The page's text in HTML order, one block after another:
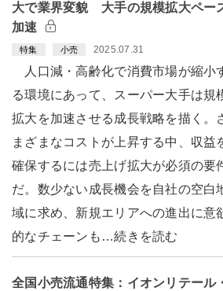
大で業界変貌 大手の規模拡大ペー
加速
特集 小売 2025.07.31
人口減・高齢化で消費市場が縮小
る環境にあって、スーパー大手は規
拡大を加速させる成長戦略を描く。
まざまなコストが上昇する中、収益
確保するには売上げ拡大が必須の要
だ。数少ない成長機会を自社の空白
域に求め、新規エリアへの進出に意
的なチェーンも…続きを読む
全国小売流通特集：イオンリテール・